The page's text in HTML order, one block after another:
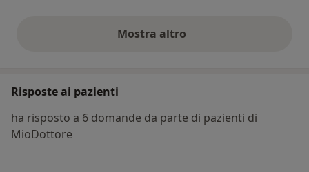
Mostra altroopinioni di cui sopra
Risposte ai pazienti
ha risposto a 6 domande da parte di pazienti di
MioDottore